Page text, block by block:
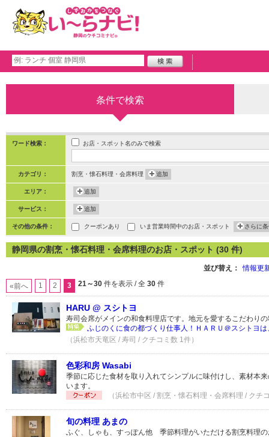
条件で検索
ワード検索： お店・スポット名のみで検索
カテゴリ： 割烹・懐石料理・会席料理 追加
エリア： 追加
サービス： 追加
その他の条件： クーポンあり いま営業時間中のお店・スポット さらに
静岡県の割烹・懐石料理・会席料理のお店・スポット (30 件)
並び替え： 情報更
«前へ 1 2 3 21～30 件を表示 / 全 30 件
HARU @ スシトヨ
寿司会席がメインの和食料理店です。地元を愛するこだわり
ふじのくに食の都づくり仕事人！ＨＡＲＵ＠スシトヨ
（浜松市天竜区 / 寿司 / クチコミ数 1件）
色彩和房 Wasabi
季節に応じた食材を取り入れてシンプルに味付けし、素材本
います。
（浜松市中区 / 割烹・懐石料理・会席料理 / クチ
旬の料理 あまの
ふぐ、しゃも、すっぽん他 季節料理がいただける割烹料理